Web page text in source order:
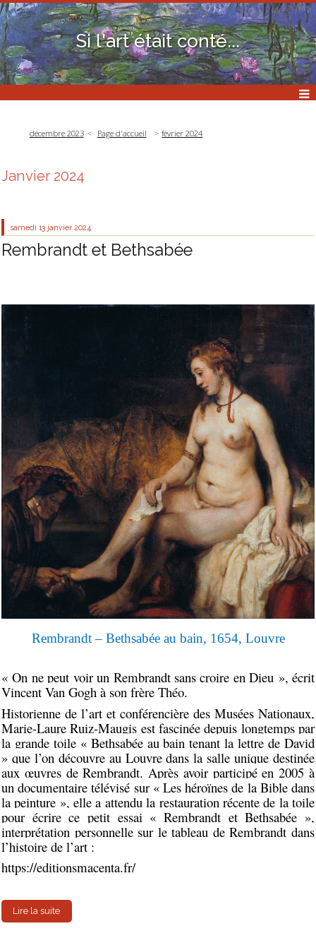
Si l'art était conté...
décembre 2023 Page d'accueil février 2024
Janvier 2024
samedi 13 janvier 2024
Rembrandt et Bethsabée
Rembrandt – Bethsabée au bain, 1654, Louvre
« On ne peut voir un Rembrandt sans croire en Dieu », écrit
Vincent Van Gogh à son frère Théo.
Historienne de l’art et conférencière des Musées Nationaux,
Marie-Laure Ruiz-Maugis est fascinée depuis longtemps par
la grande toile « Bethsabée au bain tenant la lettre de David
» que l’on découvre au Louvre dans la salle unique destinée
aux œuvres de Rembrandt. Après avoir participé en 2005 à
un documentaire télévisé sur « Les héroïnes de la Bible dans
la peinture », elle a attendu la restauration récente de la toile
pour écrire ce petit essai «Rembrandt et Bethsabée »,
interprétation personnelle sur le tableau de Rembrandt dans
l’histoire de l’art :
https://editionsmacenta.fr/
Lire la suite